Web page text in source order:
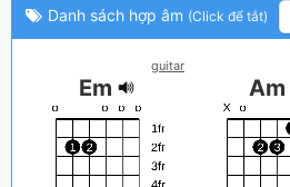
Danh sách hợp âm (Click để tắt)
guitar
Em Am